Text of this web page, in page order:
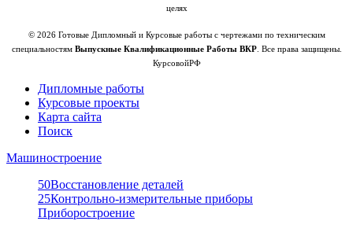
целях
© 2026 Готовые Дипломный и Курсовые работы с чертежами по техническим
специальностям Выпускные Квалификационные Работы ВКР. Все права защищены.
КурсовойРФ
Дипломные работы
Курсовые проекты
Карта сайта
Поиск
Машиностроение
50Восстановление деталей
25Контрольно-измерительные приборы
Приборостроение